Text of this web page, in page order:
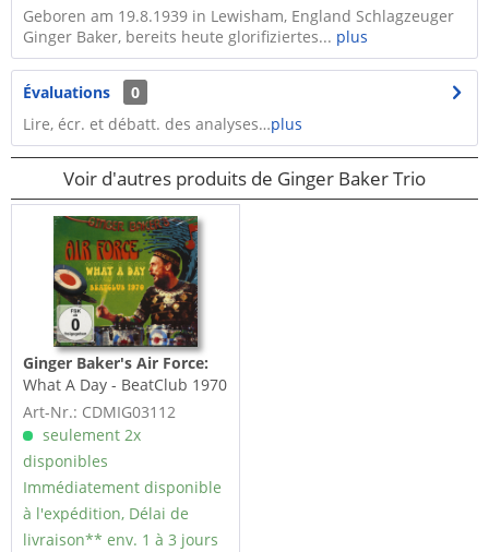
Geboren am 19.8.1939 in Lewisham, England Schlagzeuger
Ginger Baker, bereits heute glorifiziertes... plus
Évaluations
0
Lire, écr. et débatt. des analyses…plus
Voir d'autres produits de Ginger Baker Trio
Ginger Baker's Air Force:
What A Day - BeatClub 1970
(CD +DVD)
Art-Nr.: CDMIG03112
seulement 2x
disponibles
Immédiatement disponible
à l'expédition, Délai de
livraison** env. 1 à 3 jours